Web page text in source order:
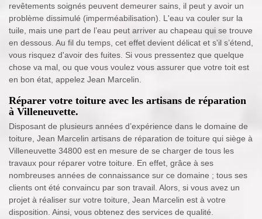
revêtements soignés peuvent demeurer sains, il peut y avoir un
problème dissimulé (imperméabilisation). L'eau va couler sur la
tuile, mais une part de l’eau peut arriver au chapeau qui se trouve
en dessous. Au fil du temps, cet effet devient délicat et s'il s’étend,
vous risquez d'avoir des fuites. Si vous pressentez que quelque
chose va mal, ou que vous voulez vous assurer que votre toit est
en bon état, appelez Jean Marcelin.
Réparer votre toiture avec les artisans de réparation
à Villeneuvette.
Disposant de plusieurs années d’expérience dans le domaine de
toiture, Jean Marcelin artisans de réparation de toiture qui siège à
Villeneuvette 34800 est en mesure de se charger de tous les
travaux pour réparer votre toiture. En effet, grâce à ses
nombreuses années de connaissance sur ce domaine ; tous ses
clients ont été convaincu par son travail. Alors, si vous avez un
projet à réaliser sur votre toiture, Jean Marcelin est à votre
disposition. Ainsi, vous obtenez des services de qualité.